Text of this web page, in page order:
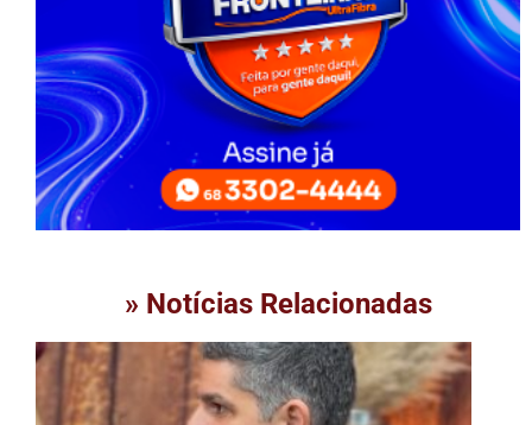
» Notícias Relacionadas